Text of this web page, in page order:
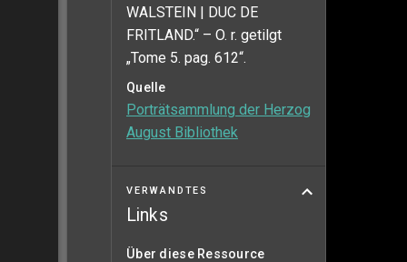
WALSTEIN | DUC DE
FRITLAND.“ – O. r. getilgt
„Tome 5. pag. 612“.
Quelle
Porträtsammlung der Herzog
August Bibliothek
VERWANDTES
Links
Über diese Ressource